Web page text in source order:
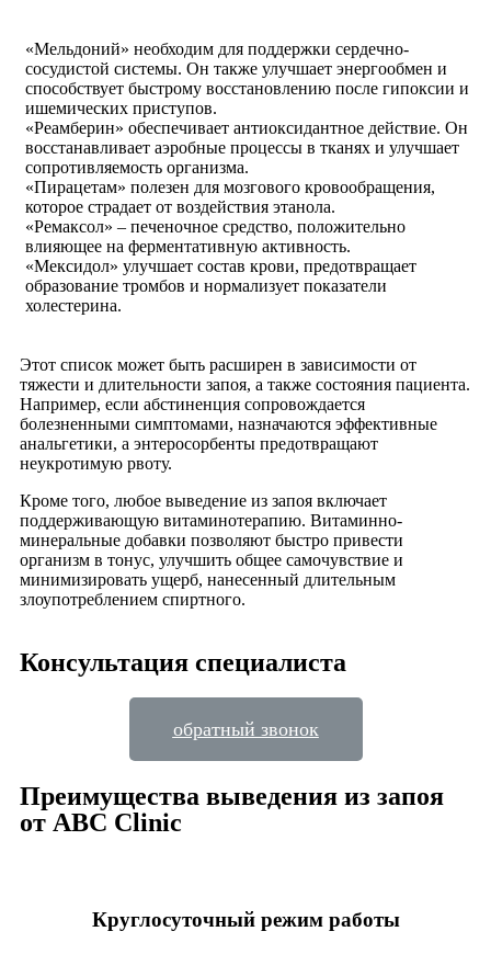
«Мельдоний» необходим для поддержки сердечно-
сосудистой системы. Он также улучшает энергообмен и
способствует быстрому восстановлению после гипоксии и
ишемических приступов.
«Реамберин» обеспечивает антиоксидантное действие. Он
восстанавливает аэробные процессы в тканях и улучшает
сопротивляемость организма.
«Пирацетам» полезен для мозгового кровообращения,
которое страдает от воздействия этанола.
«Ремаксол» – печеночное средство, положительно
влияющее на ферментативную активность.
«Мексидол» улучшает состав крови, предотвращает
образование тромбов и нормализует показатели
холестерина.
Этот список может быть расширен в зависимости от
тяжести и длительности запоя, а также состояния пациента.
Например, если абстиненция сопровождается
болезненными симптомами, назначаются эффективные
анальгетики, а энтеросорбенты предотвращают
неукротимую рвоту.
Кроме того, любое выведение из запоя включает
поддерживающую витаминотерапию. Витаминно-
минеральные добавки позволяют быстро привести
организм в тонус, улучшить общее самочувствие и
минимизировать ущерб, нанесенный длительным
злоупотреблением спиртного.
Консультация специалиста
обратный звонок
Преимущества выведения из запоя
от ABC Clinic
Круглосуточный режим работы